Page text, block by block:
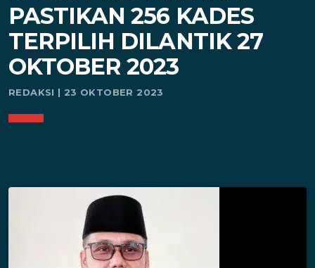
PASTIKAN 256 KADES
TERPILIH DILANTIK 27
OKTOBER 2023
REDAKSI | 23 OKTOBER 2023